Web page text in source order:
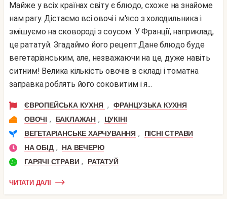
Майже у всіх країнах світу є блюдо, схоже на знайоме
нам рагу. Дістаємо всі овочі і м'ясо з холодильника і
змішуємо на сковороді з соусом. У Франції, наприклад,
це рататуй. Згадаймо його рецепт.Дане блюдо буде
вегетаріанським, але, незважаючи на це, дуже навіть
ситним! Велика кількість овочів в складі і томатна
заправка роблять його соковитим і я...
ЄВРОПЕЙСЬКА КУХНЯ ,
ФРАНЦУЗЬКА КУХНЯ
ОВОЧІ , БАКЛАЖАН ,
ЦУКІНІ
ВЕГЕТАРІАНСЬКЕ ХАРЧУВАННЯ ,
ПІСНІ СТРАВИ
НА ОБІД ,
НА ВЕЧЕРЮ
ГАРЯЧІ СТРАВИ , РАТАТУЙ
ЧИТАТИ ДАЛІ